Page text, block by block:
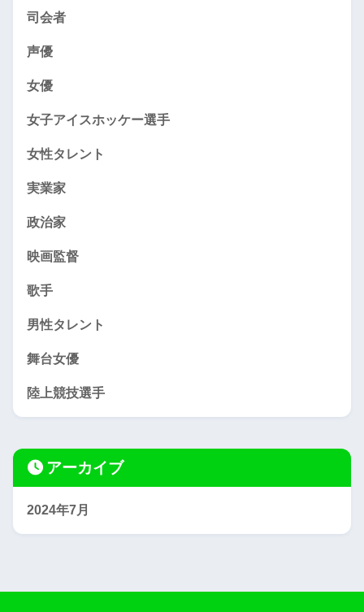
司会者
声優
女優
女子アイスホッケー選手
女性タレント
実業家
政治家
映画監督
歌手
男性タレント
舞台女優
陸上競技選手
アーカイブ
2024年7月